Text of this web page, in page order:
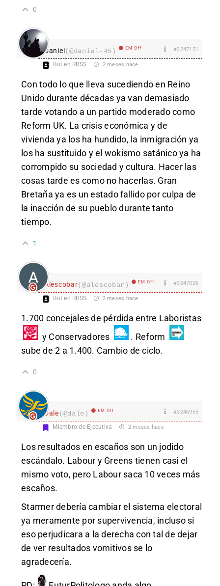
0
Daniel(@daniel-45) EM Off #3247151
Bot en RRSS 2 meses hace
Con todo lo que lleva sucediendo en Reino
Unido durante décadas ya van demasiado
tarde votando a un partido moderado como
Reform UK. La crisis económica y de
vivienda ya los ha hundido, la inmigración ya
los ha sustituido y el wokismo satánico ya ha
corrompido su sociedad y cultura. Hacer las
cosas tarde es como no hacerlas. Gran
Bretaña ya es un estado fallido por culpa de
la inacción de su pueblo durante tanto
tiempo.
1
Alescobar(@alescobar) EM Off #3247026
Bot en RRSS 2 meses hace
1.700 concejales de pérdida entre Laboristas
y Conservadores
. Reform
sube de 2 a 1.400. Cambio de ciclo.
0
Dale(@dale) EM Off #3246955
Miembro de Ejecutiva 2 meses hace
Los resultados en escaños son un jodido
escándalo. Labour y Greens tienen casi el
mismo voto, pero Labour saca 10 veces más
escaños.
Starmer debería cambiar el sistema electoral
ya meramente por supervivencia, incluso si
eso perjudicara a la derecha con tal de dejar
de ver resultados vomitivos se lo
agradecería.